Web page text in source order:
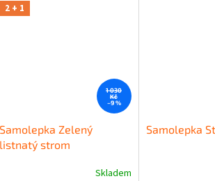
2 + 1
1 030
Kč
–9 %
Samolepka Zelený
listnatý strom
Skladem
Samolepka